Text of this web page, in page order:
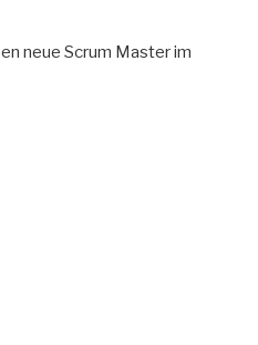
neue Scrum Master im